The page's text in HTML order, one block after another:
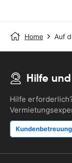
Home Auf
Hilfe
Hilfe
Kundenbetreuung